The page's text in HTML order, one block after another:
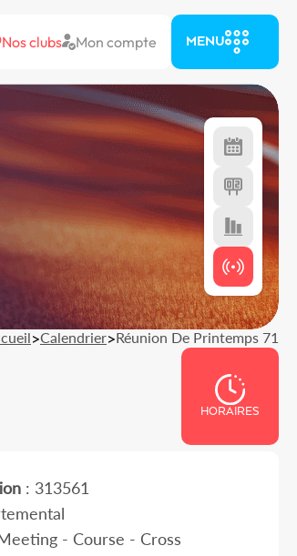
Nos clubs Mon compte MENU
>Calendrier>Réunion De Printemps 71
HORAIRES
: 313561
- Course - Cross